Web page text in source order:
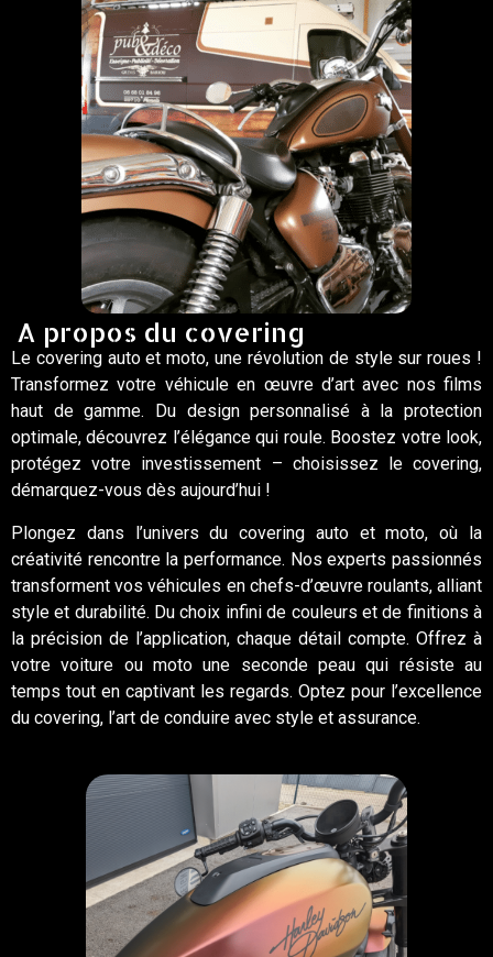
A propos du covering
Le covering auto et moto, une révolution de style sur roues !
Transformez votre véhicule en œuvre d’art avec nos films
haut de gamme. Du design personnalisé à la protection
optimale, découvrez l’élégance qui roule. Boostez votre look,
protégez votre investissement – choisissez le covering,
démarquez-vous dès aujourd’hui !
Plongez dans l’univers du covering auto et moto, où la
créativité rencontre la performance. Nos experts passionnés
transforment vos véhicules en chefs-d’œuvre roulants, alliant
style et durabilité. Du choix infini de couleurs et de finitions à
la précision de l’application, chaque détail compte. Offrez à
votre voiture ou moto une seconde peau qui résiste au
temps tout en captivant les regards. Optez pour l’excellence
du covering, l’art de conduire avec style et assurance.